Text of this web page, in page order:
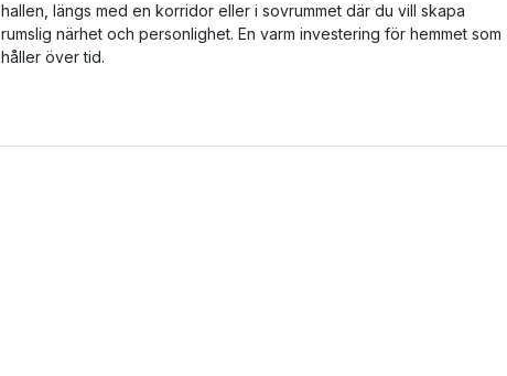
hallen, längs med en korridor eller i sovrummet där du vill skapa
rumslig närhet och personlighet. En varm investering för hemmet som
håller över tid.